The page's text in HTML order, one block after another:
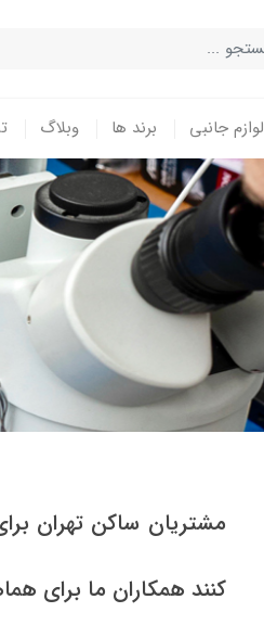
لوازم جانبی برند ها وبلاگ
مشتریان ساکن تهران
کنند همکاران ما برای